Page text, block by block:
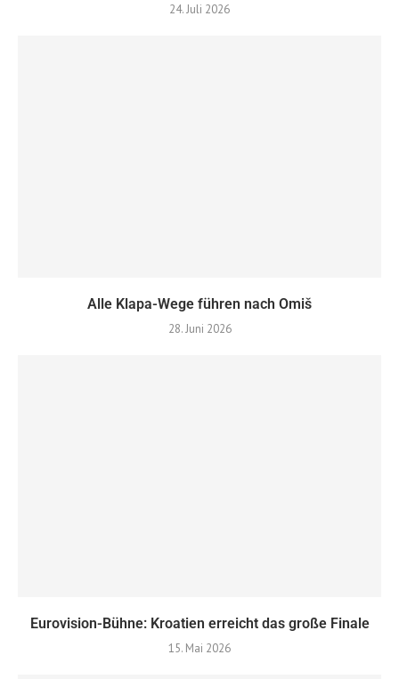
24. Juli 2026
Alle Klapa-Wege führen nach Omiš
28. Juni 2026
Eurovision-Bühne: Kroatien erreicht das große Finale
15. Mai 2026